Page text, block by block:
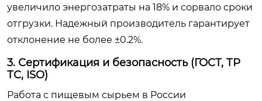
увеличило энергозатраты на 18% и сорвало сроки
отгрузки. Надежный производитель гарантирует
отклонение не более ±0.2%.
3. Сертификация и безопасность (ГОСТ, ТР
ТС, ISO)
Работа с пищевым сырьем в России